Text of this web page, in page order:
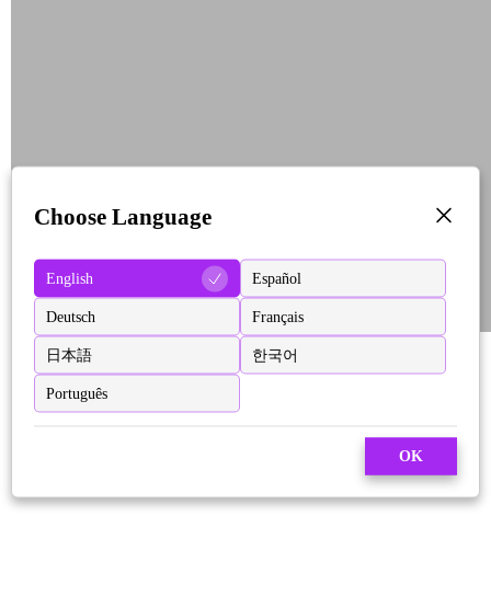
Choose Language
English Español
Deutsch Français
日本語 한국어
Português
OK